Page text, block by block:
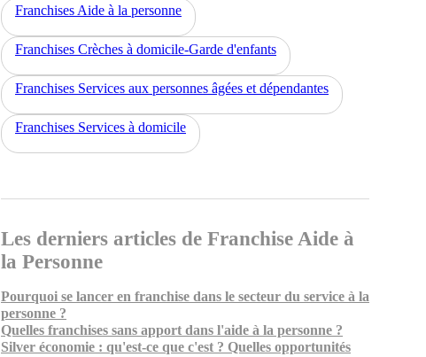
Franchises Aide à la personne
Franchises Crèches à domicile-Garde d'enfants
Franchises Services aux personnes âgées et dépendantes
Franchises Services à domicile
Les derniers articles de Franchise Aide à
la Personne
Pourquoi se lancer en franchise dans le secteur du service à la
personne ?
Quelles franchises sans apport dans l'aide à la personne ?
Silver économie : qu'est-ce que c'est ? Quelles opportunités